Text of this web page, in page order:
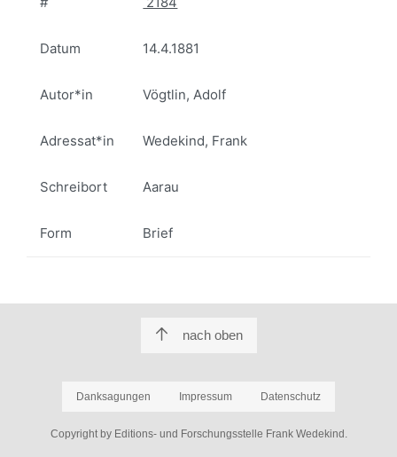
Datum 14.4.1881
Autor*in Vögtlin, Adolf
Adressat*in Wedekind, Frank
Schreibort Aarau
Form Brief
nach oben
Danksagungen Impressum Datenschutz
Copyright by Editions- und Forschungsstelle Frank Wedekind.